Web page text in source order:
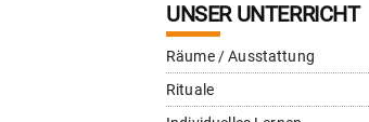
UNSER UNTERRICHT
Räume / Ausstattung
Rituale